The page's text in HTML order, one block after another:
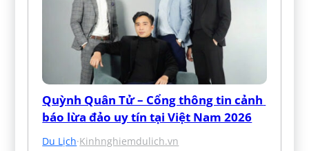
Quỳnh Quân Tử – Cổng thông tin cảnh
báo lừa đảo uy tín tại Việt Nam 2026
Du Lịch·Kinhnghiemdulich.vn